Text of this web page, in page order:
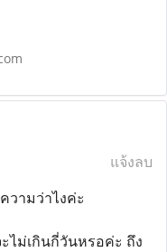
แจ้งลบ
ามว่าไงค่ะ
ไม่เกินกี่วันหรอค่ะ ถึง